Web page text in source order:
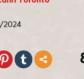
2024